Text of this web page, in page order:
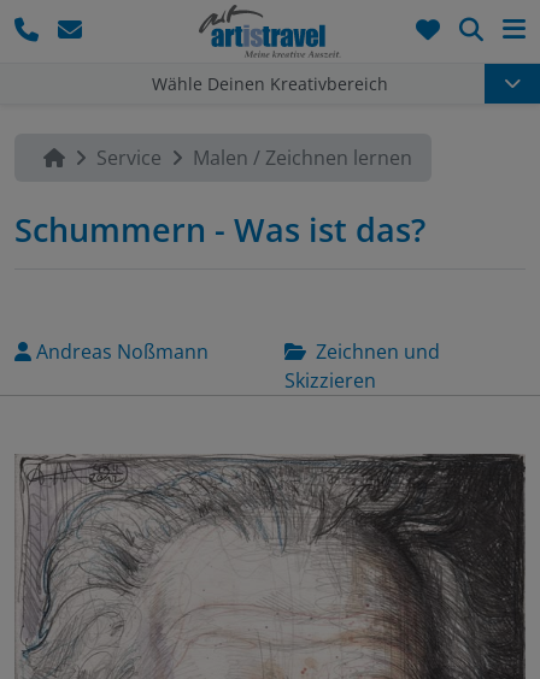
Wähle Deinen Kreativbereich
Service Malen / Zeichnen lernen
Schummern - Was ist das?
Andreas Noßmann
Zeichnen und
Skizzieren